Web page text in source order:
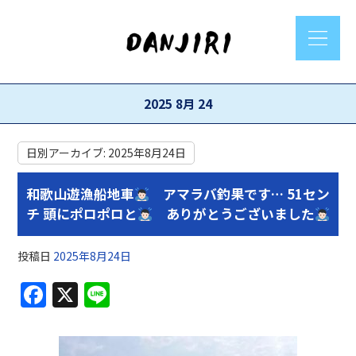
2025 8月 24
日別アーカイブ: 2025年8月24日
和歌山遊漁船地車
アマラバ釣果です… 51セン
チ 頭にポロポロと
ありがとうございました
投稿日 2025年8月24日
F
a
c
X
e